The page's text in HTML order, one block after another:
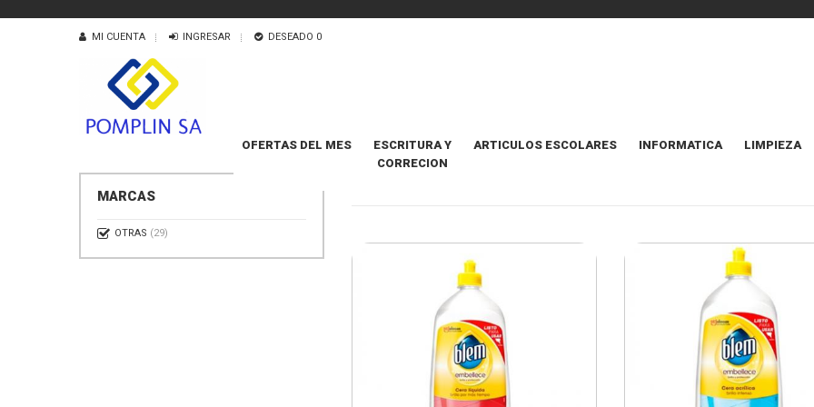
MI CUENTA INGRESAR DESEADO 0
OFERTAS DEL MES
ESCRITURA Y
CORRECION
ARTICULOS ESCOLARES INFORMATICA LIMPIEZA
MARCAS
OTRAS (29)